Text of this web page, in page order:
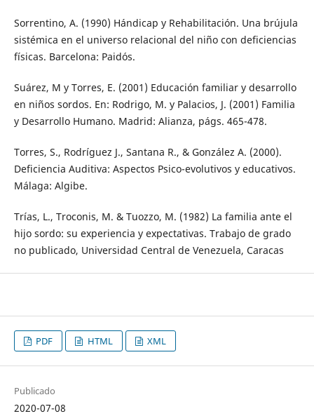
Sorrentino, A. (1990) Hándicap y Rehabilitación. Una brújula
sistémica en el universo relacional del niño con deficiencias
físicas. Barcelona: Paidós.
Suárez, M y Torres, E. (2001) Educación familiar y desarrollo
en niños sordos. En: Rodrigo, M. y Palacios, J. (2001) Familia
y Desarrollo Humano. Madrid: Alianza, págs. 465-478.
Torres, S., Rodríguez J., Santana R., & González A. (2000).
Deficiencia Auditiva: Aspectos Psico-evolutivos y educativos.
Málaga: Algibe.
Trías, L., Troconis, M. & Tuozzo, M. (1982) La familia ante el
hijo sordo: su experiencia y expectativas. Trabajo de grado
no publicado, Universidad Central de Venezuela, Caracas
PDF HTML XML
Publicado
2020-07-08